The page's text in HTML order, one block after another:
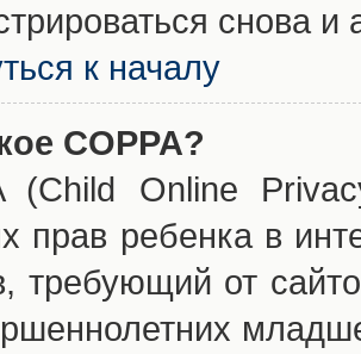
снова и
к началу
COPPA?
(Child Online
прав ребенка в
требующий от